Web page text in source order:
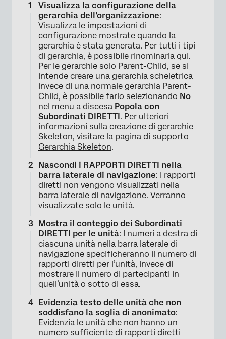
Visualizza la configurazione della
gerarchia dell’organizzazione:
Visualizza le impostazioni di
configurazione mostrate quando la
gerarchia è stata generata. Per tutti i tipi
di gerarchia, è possibile rinominarla qui.
Per le gerarchie solo Parent-Child, se si
intende creare una gerarchia scheletrica
invece di una normale gerarchia Parent-
Child, è possibile farlo selezionando No
nel menu a discesa Popola con
Subordinati DIRETTI . Per ulteriori
informazioni sulla creazione di gerarchie
Skeleton, visitare la pagina di supporto
Gerarchia Skeleton.
Nascondi i RAPPORTI DIRETTI nella
barra laterale di navigazione: i rapporti
diretti non vengono visualizzati nella
barra laterale di navigazione. Verranno
visualizzate solo le unità.
Mostra il conteggio dei Subordinati
DIRETTI per le unità: I numeri a destra di
ciascuna unità nella barra laterale di
navigazione specificheranno il numero di
rapporti diretti per l’unità, invece di
mostrare il numero di partecipanti in
quell’unità o sotto di essa.
Evidenzia testo delle unità che non
soddisfano la soglia di anonimato:
Evidenzia le unità che non hanno un
numero sufficiente di rapporti diretti